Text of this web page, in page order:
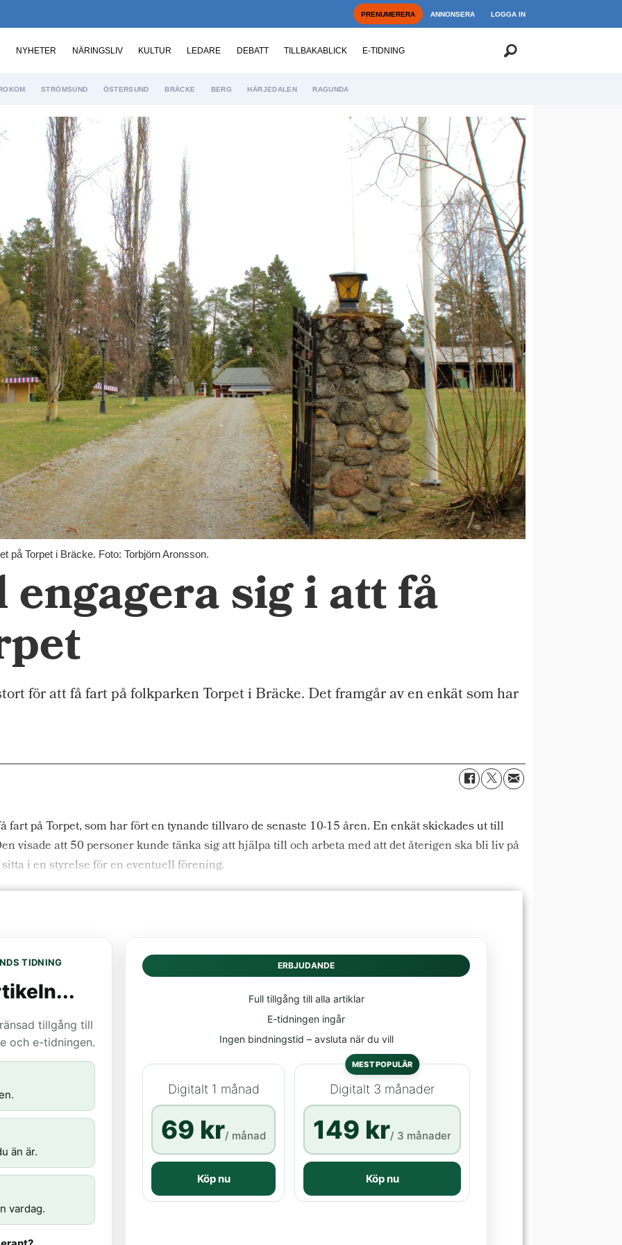
PRENUMERERA ANNONSERA LOGGA IN
NYHETER NÄRINGSLIV KULTUR LEDARE DEBATT TILLBAKABLICK E-TIDNING
STRÖMSUND ÖSTERSUND BRÄCKE BERG HÄRJEDALEN RAGUNDA
på Torpet i Bräcke. Foto: Torbjörn Aronsson.
sig i att få
för att få fart på folkparken Torpet i Bräcke. Det framgår av en enkät som har
fart på Torpet, som har fört en tynande tillvaro de senaste 10-15 åren. En enkät skickades ut till
visade att 50 personer kunde tänka sig att hjälpa till och arbeta med att det återigen ska bli liv på
i en styrelse för en eventuell förening.
TIDNING
tillgång till
och e-tidningen.
än är.
vardag.
ERBJUDANDE
Full tillgång till alla artiklar
E-tidningen ingår
Ingen bindningstid – avsluta när du vill
Digitalt 1 månad
69 kr/ månad
Köp nu
MEST POPULÄR
Digitalt 3 månader
149 kr/ 3 månader
Köp nu